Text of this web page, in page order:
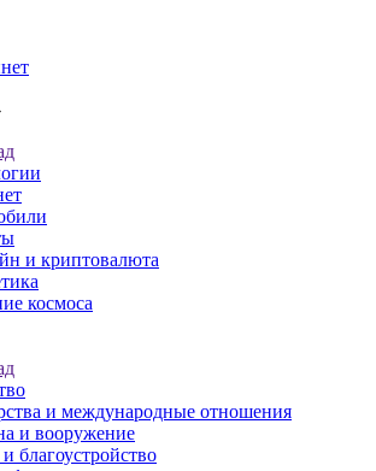
и криптовалюта
космоса
и международные отношения
и вооружение
благоустройство